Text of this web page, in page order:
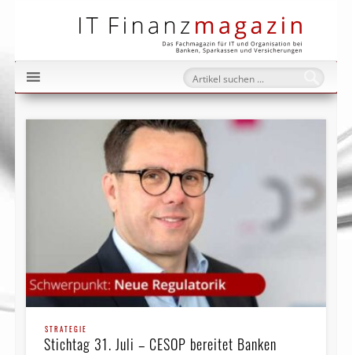
STRATEGIE
Stichtag 31. Juli – CESOP bereitet Banken